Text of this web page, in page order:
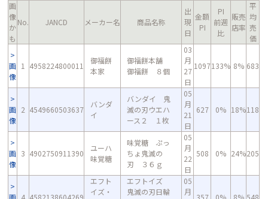
画
像
か
も
No. JANCD メーカー名 商品名称
出
現
日
金額
PI
PI
前週
比
販売
店率
平
均
売
価
画
像
1 4958224800011
御福餅
本家
御福餅本舗
御福餅 ８個
03
月
27
日
1097133% 8% 683
画
像
2 4549660503637
バンダ
イ
バンダイ 鬼
滅の刃ウエハ
ース２ １枚
05
月
21
日
627 0% 18%118
画
像
3 4902750911390
ユーハ
味覚糖
味覚糖 ぷっ
ちょ鬼滅の
刃 ３６ｇ
05
月
22
日
508 0% 24%205
画 4 4582138604269
エフト
イズ・
エフトイズ
鬼滅の刃日輪
05
月
357 0% 8% 548